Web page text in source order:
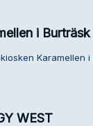
i Burträsk
Karamellen
WEST